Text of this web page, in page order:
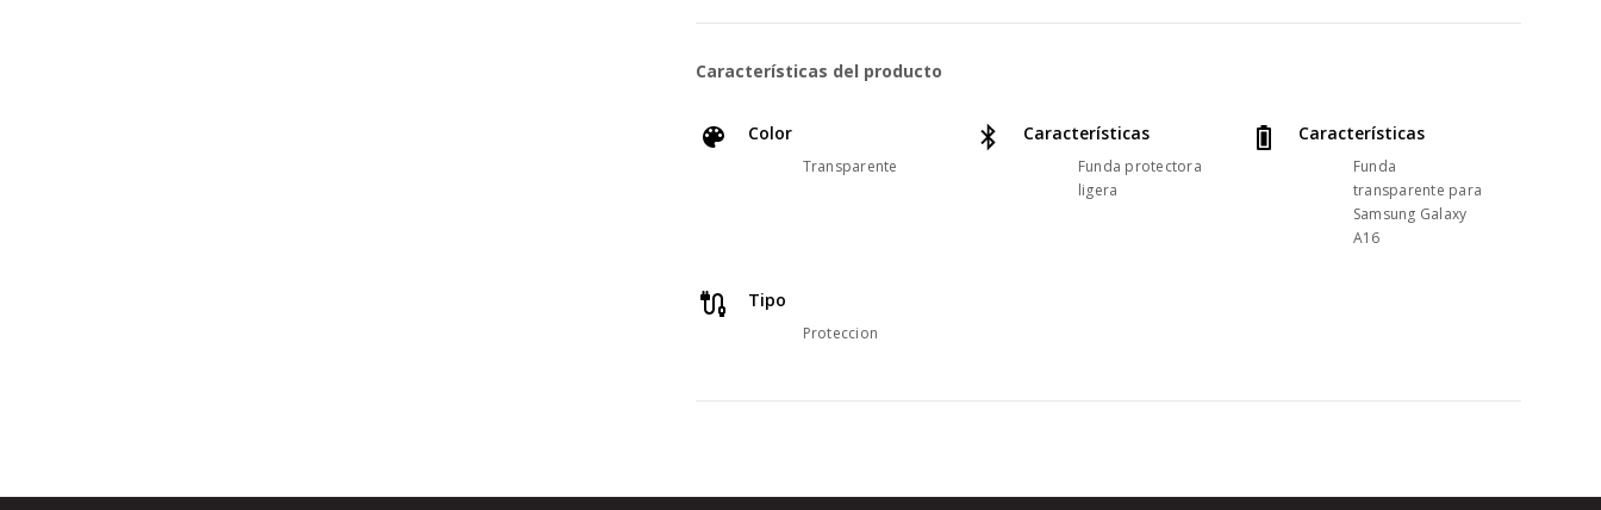
Características del producto
Color
Transparente
Características
Funda protectora
ligera
Características
Funda
transparente para
Samsung Galaxy
A16
Tipo
Proteccion